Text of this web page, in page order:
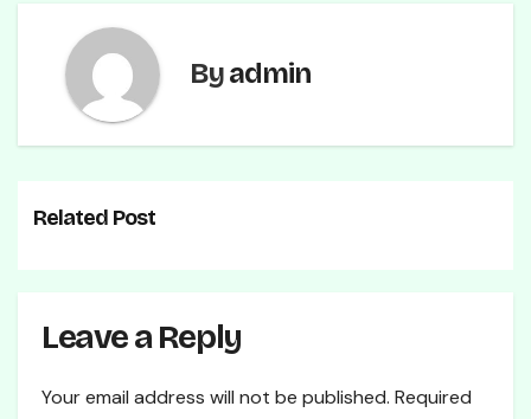
Byadmin
Related Post
Leave a Reply
Your email address will not be published. Required